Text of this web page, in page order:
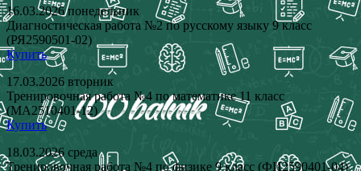
16.03.2026 понедельник
Диагностическая работа №2 по русскому языку 9 класс
(РЯ2590501-02)
Купить
17.03.2026 вторник
Тренировочная работа №4 по математике 11 класс
(МА2510401-12)
Купить
18.03.2026 среда
Тренировочная работа №4 по физике 9 класс (ФИ2590401-04)